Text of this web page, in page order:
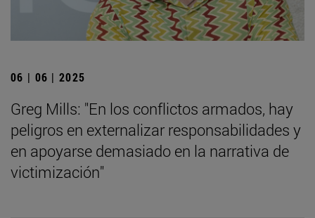
06 | 06 | 2025
Greg Mills: "En los conflictos armados, hay
peligros en externalizar responsabilidades y
en apoyarse demasiado en la narrativa de
victimización"